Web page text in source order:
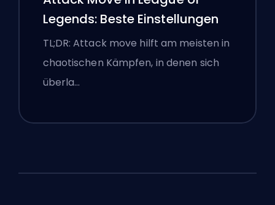
Legends: Beste Einstellungen
TL;DR: Attack move hilft am meisten in
chaotischen Kämpfen, in denen sich
überla…